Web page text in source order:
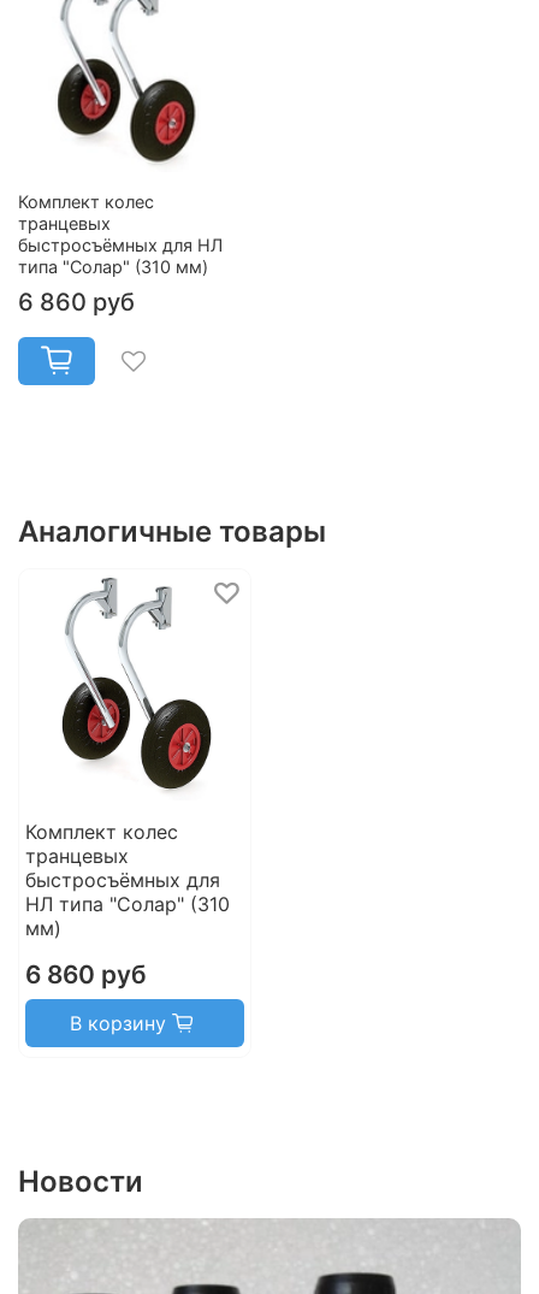
Комплект колес
транцевых
быстросъёмных для НЛ
типа "Солар" (310 мм)
6 860 руб
Аналогичные товары
Комплект колес
транцевых
быстросъёмных для
НЛ типа "Солар" (310
мм)
6 860 руб
В корзину
Новости